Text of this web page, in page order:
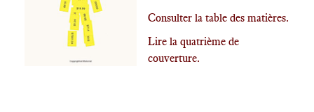
Consulter la table des matières.
Lire la quatrième de
couverture.